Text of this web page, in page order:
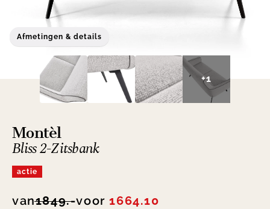
Afmetingen & details
+1
Montèl
Bliss 2-Zitsbank
actie
van1849.-voor 1664.10